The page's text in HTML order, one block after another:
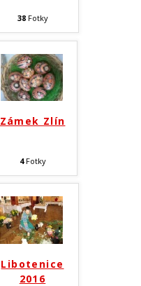
38Fotky
Zámek Zlín
4Fotky
Libotenice
2016